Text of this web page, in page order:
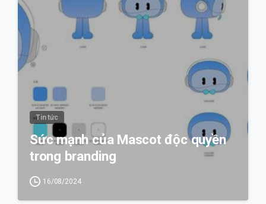
Tin tức
Sức mạnh của Mascot độc quyền
trong branding
16/08/2024